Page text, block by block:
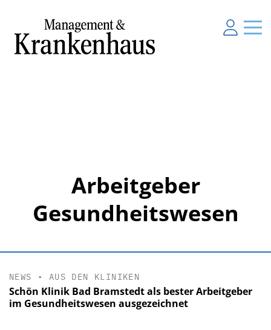
Arbeitgeber
Gesundheitswesen
NEWS • AUS DEN KLINIKEN
Schön Klinik Bad Bramstedt als bester Arbeitgeber
im Gesundheitswesen ausgezeichnet